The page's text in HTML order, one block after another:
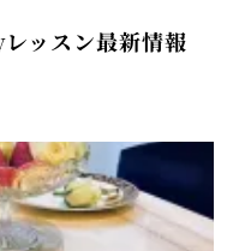
ッスン最新情報